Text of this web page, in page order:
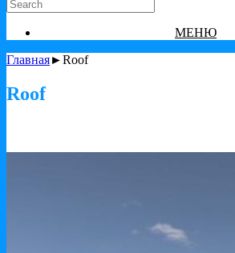
МЕНЮ
Главная►Roof
Roof